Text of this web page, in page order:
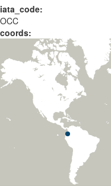
iata_code:
OCC
coords: